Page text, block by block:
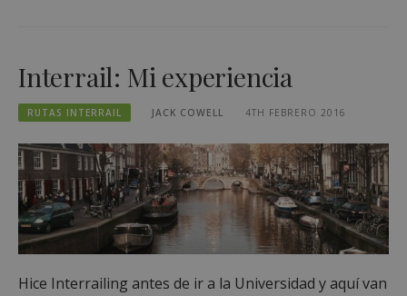
Interrail: Mi experiencia
RUTAS INTERRAIL JACK COWELL 4TH FEBRERO 2016
Hice Interrailing antes de ir a la Universidad y aquí van